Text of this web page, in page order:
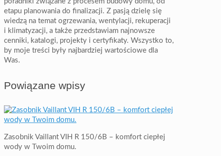
etapu planowania do finalizacji. Z pasją dzielę się
wiedzą na temat ogrzewania, wentylacji, rekuperacji
i klimatyzacji, a także przedstawiam najnowsze
cenniki, katalogi, projekty i certyfikaty. Wszystko to,
by moje treści były najbardziej wartościowe dla
Was.
Powiązane wpisy
Zasobnik Vaillant VIH R 150/6B – komfort ciepłej
wody w Twoim domu.